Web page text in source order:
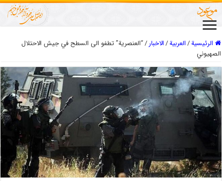
الرئيسية/العربیة/الاخبار/“العنصرية” تطفو الى السطح في جيش الاحتلال
الصهيوني